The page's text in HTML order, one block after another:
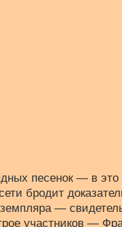
песенок — в это
бродит
—
участников —